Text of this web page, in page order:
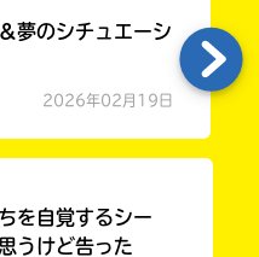
夢のシチュエーシ
2026年02月19日
を自覚するシー
うけど告った